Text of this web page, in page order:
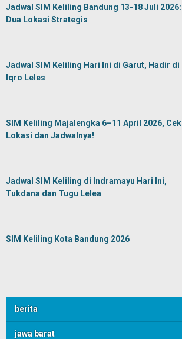
Jadwal SIM Keliling Bandung 13-18 Juli 2026:
Dua Lokasi Strategis
Jadwal SIM Keliling Hari Ini di Garut, Hadir di
Iqro Leles
SIM Keliling Majalengka 6–11 April 2026, Cek
Lokasi dan Jadwalnya!
Jadwal SIM Keliling di Indramayu Hari Ini,
Tukdana dan Tugu Lelea
SIM Keliling Kota Bandung 2026
berita
jawa barat